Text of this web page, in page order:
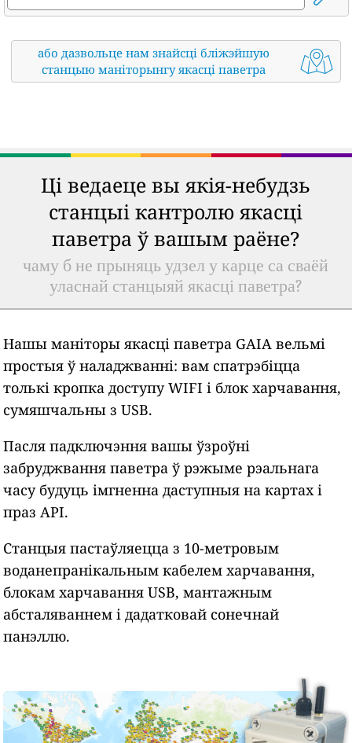
або дазвольце нам знайсці бліжэйшую
станцыю маніторынгу якасці паветра
Ці ведаеце вы якія-небудзь
станцыі кантролю якасці
паветра ў вашым раёне?
чаму б не прыняць удзел у карце са сваёй
уласнай станцыяй якасці паветра?
Нашы маніторы якасці паветра GAIA вельмі
простыя ў наладжванні: вам спатрэбіцца
толькі кропка доступу WIFI і блок харчавання,
сумяшчальны з USB.
Пасля падключэння вашы ўзроўні
забруджвання паветра ў рэжыме рэальнага
часу будуць імгненна даступныя на картах і
праз API.
Станцыя пастаўляецца з 10-метровым
воданепранікальным кабелем харчавання,
блокам харчавання USB, мантажным
абсталяваннем і дадатковай сонечнай
панэллю.